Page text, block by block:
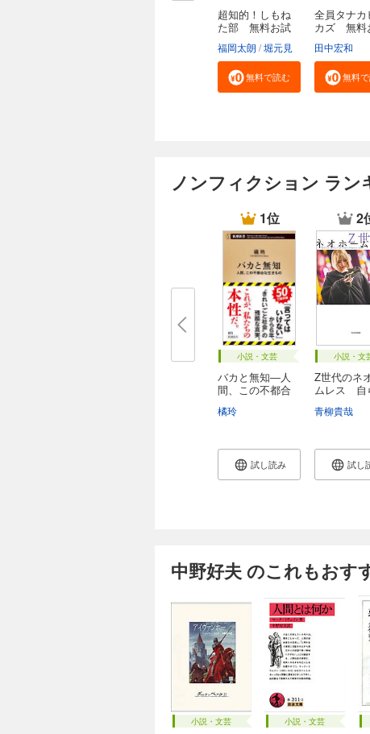
超知的！しもね
た部 無料お試
福岡太朗 堀元見
無料で読む
全員タナカ
カズ 無料
田中宏和
無料
ノンフィクション ラン
1位
小説・文芸
バカと無知―人
間、この不都合
橘玲
試し読み
2
小説・文
Z世代のネ
ムレス 自
青柳貴哉
試し
中野好夫 のこれもおす
小説・文芸 小説・文芸